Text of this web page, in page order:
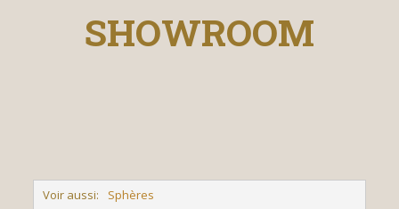
SHOWROOM
Voir aussi: Sphères